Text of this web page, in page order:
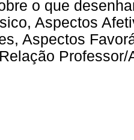
o que
Aspectos
Aspectos
Professor/